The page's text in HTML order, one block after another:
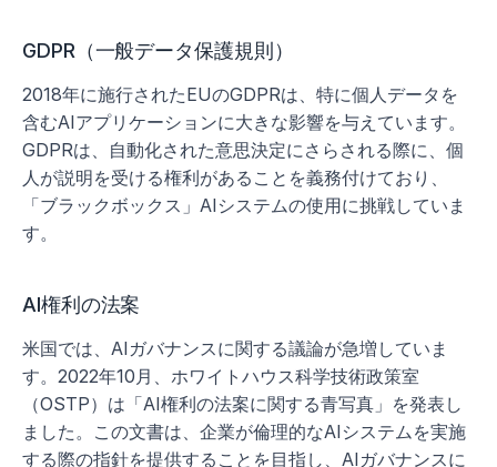
GDPR（一般データ保護規則）
2018年に施行されたEUのGDPRは、特に個人データを
含むAIアプリケーションに大きな影響を与えています。
GDPRは、自動化された意思決定にさらされる際に、個
人が説明を受ける権利があることを義務付けており、
「ブラックボックス」AIシステムの使用に挑戦していま
す。
AI権利の法案
米国では、AIガバナンスに関する議論が急増していま
す。2022年10月、ホワイトハウス科学技術政策室
（OSTP）は「AI権利の法案に関する青写真」を発表し
ました。この文書は、企業が倫理的なAIシステムを実施
する際の指針を提供することを目指し、AIガバナンスに